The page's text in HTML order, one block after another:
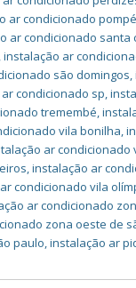
ar condicionado
ar condicionado santa
,instalação ar
são domingos,
condicionado sp,
tremembé,
vila bonilha,
ar condicionado
,instalação ar
condicionado vila
ar condicionado
zona oeste de
paulo,instalação ar